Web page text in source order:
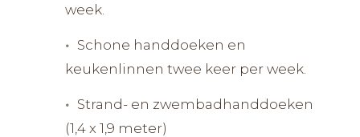
week.
Schone handdoeken en
keukenlinnen twee keer per week.
Strand- en zwembadhanddoeken
(1,4 x 1,9 meter)